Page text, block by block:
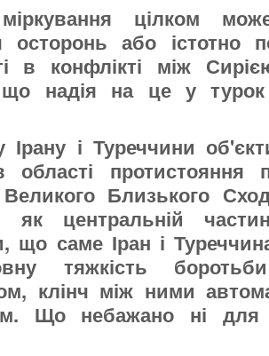
цілком
осторонь або істотно
в конфлікті між
надія на це у
Ірану і Туреччини
області
Близького
як центральній
що саме Іран і
тяжкість
клінч між ними
Що небажано ні